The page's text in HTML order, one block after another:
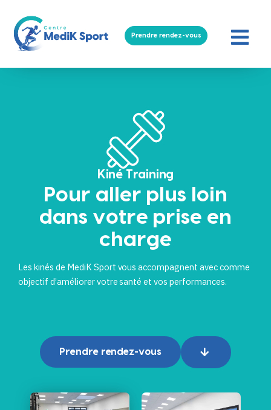
Prendre rendez-vous
Kiné Training
Pour aller plus loin
dans votre prise en
charge
Les kinés de MediK Sport vous accompagnent avec comme
objectif d’améliorer votre santé et vos performances.
Prendre rendez-vous